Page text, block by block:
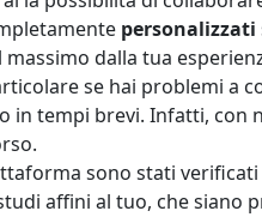
personalizzati
dalla tua
se hai problemi a
in tempi brevi. Infatti, con
sono stati
affini al tuo, che siano